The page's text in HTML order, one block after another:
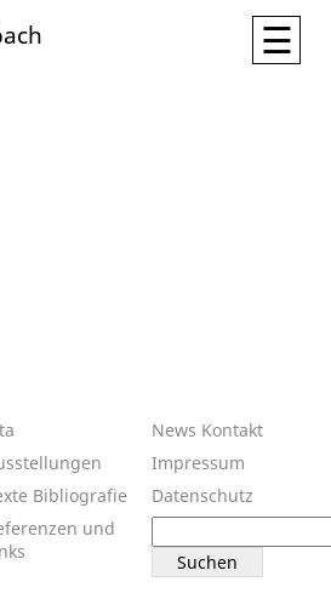
☰
Bibliografie
und
News Kontakt
Impressum
Datenschutz
nach: